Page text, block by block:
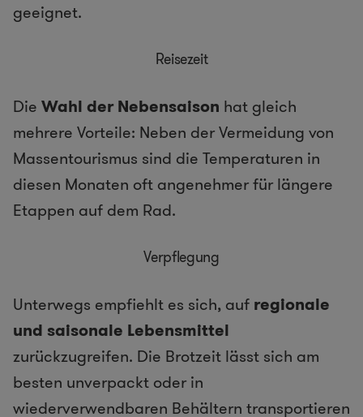
geeignet.
Reisezeit
Die Wahl der Nebensaison hat gleich
mehrere Vorteile: Neben der Vermeidung von
Massentourismus sind die Temperaturen in
diesen Monaten oft angenehmer für längere
Etappen auf dem Rad.
Verpflegung
Unterwegs empfiehlt es sich, auf regionale
und saisonale Lebensmittel
zurückzugreifen. Die Brotzeit lässt sich am
besten unverpackt oder in
wiederverwendbaren Behältern transportieren